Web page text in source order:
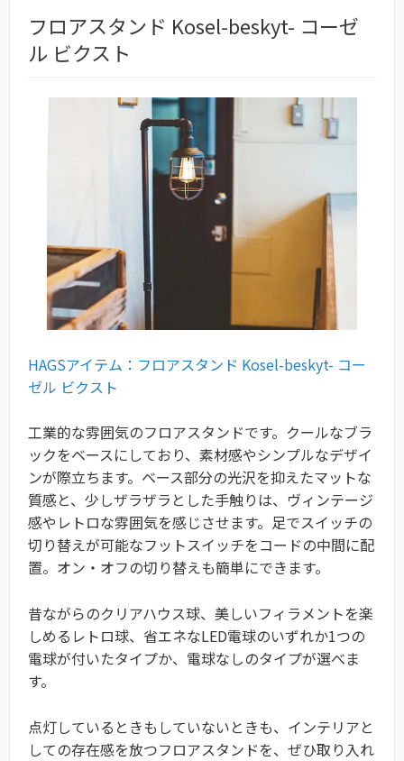
フロアスタンド Kosel-beskyt- コーゼ
ル ビクスト
HAGSアイテム：フロアスタンド Kosel-beskyt- コー
ゼル ビクスト
工業的な雰囲気のフロアスタンドです。クールなブラ
ックをベースにしており、素材感やシンプルなデザイ
ンが際立ちます。ベース部分の光沢を抑えたマットな
質感と、少しザラザラとした手触りは、ヴィンテージ
感やレトロな雰囲気を感じさせます。 足でスイッチの
切り替えが可能なフットスイッチをコードの中間に配
置。オン・オフの切り替えも簡単にできます。
昔ながらのクリアハウス球、美しいフィラメントを楽
しめるレトロ球、省エネなLED電球のいずれか1つの
電球が付いたタイプか、電球なしのタイプが選べま
す。
点灯しているときもしていないときも、インテリアと
しての存在感を放つフロアスタンドを、ぜひ取り入れ